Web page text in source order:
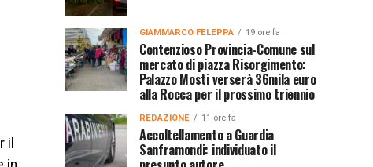
il
GIAMMARCO FELEPPA 19 ore fa
Contenzioso Provincia-Comune sul
mercato di piazza Risorgimento:
Palazzo Mosti verserà 36mila euro
alla Rocca per il prossimo triennio
REDAZIONE 11 ore fa
Accoltellamento a Guardia
Sanframondi: individuato il